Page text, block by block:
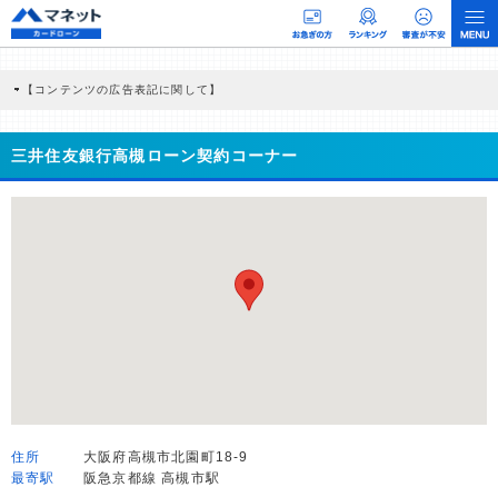
【コンテンツの広告表記に関して】
商品を根拠なくPRするものではなく、当編集部の調査／ユーザーへの口コミ収集な
どに基づき、公平性を担保した情報提供を行っています。
>提携企業一覧
三井住友銀行高槻ローン契約コーナー
住所
大阪府高槻市北園町18-9
最寄駅
阪急京都線 高槻市駅